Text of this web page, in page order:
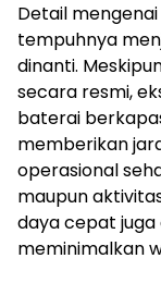
Detail
tempuhnya
dinanti.
secara resmi,
baterai
memberikan
operasional
maupun
daya cepat
meminimalkan